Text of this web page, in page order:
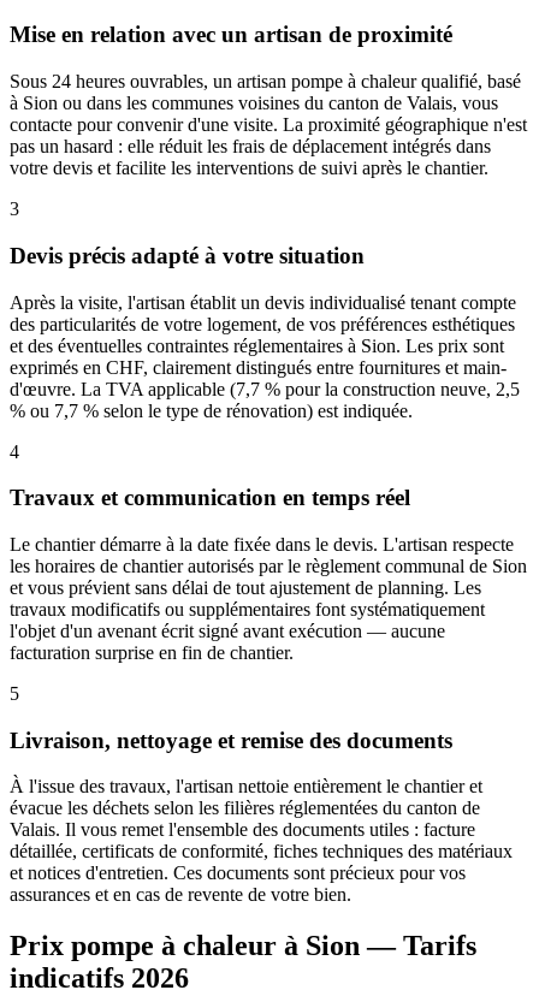
Mise en relation avec un artisan de proximité
Sous 24 heures ouvrables, un artisan pompe à chaleur qualifié, basé
à Sion ou dans les communes voisines du canton de Valais, vous
contacte pour convenir d'une visite. La proximité géographique n'est
pas un hasard : elle réduit les frais de déplacement intégrés dans
votre devis et facilite les interventions de suivi après le chantier.
3
Devis précis adapté à votre situation
Après la visite, l'artisan établit un devis individualisé tenant compte
des particularités de votre logement, de vos préférences esthétiques
et des éventuelles contraintes réglementaires à Sion. Les prix sont
exprimés en CHF, clairement distingués entre fournitures et main-
d'œuvre. La TVA applicable (7,7 % pour la construction neuve, 2,5
% ou 7,7 % selon le type de rénovation) est indiquée.
4
Travaux et communication en temps réel
Le chantier démarre à la date fixée dans le devis. L'artisan respecte
les horaires de chantier autorisés par le règlement communal de Sion
et vous prévient sans délai de tout ajustement de planning. Les
travaux modificatifs ou supplémentaires font systématiquement
l'objet d'un avenant écrit signé avant exécution — aucune
facturation surprise en fin de chantier.
5
Livraison, nettoyage et remise des documents
À l'issue des travaux, l'artisan nettoie entièrement le chantier et
évacue les déchets selon les filières réglementées du canton de
Valais. Il vous remet l'ensemble des documents utiles : facture
détaillée, certificats de conformité, fiches techniques des matériaux
et notices d'entretien. Ces documents sont précieux pour vos
assurances et en cas de revente de votre bien.
Prix pompe à chaleur à Sion — Tarifs
indicatifs 2026